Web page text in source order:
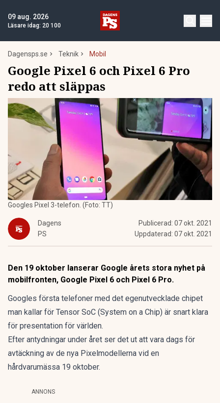
09 aug. 2026
Läsare idag: 20 100
Dagensps.se Teknik Mobil
Google Pixel 6 och Pixel 6 Pro
redo att släppas
Googles Pixel 3-telefon. (Foto: TT)
Dagens
PS
Publicerad: 07 okt. 2021
Uppdaterad: 07 okt. 2021
Den 19 oktober lanserar Google årets stora nyhet på
mobilfronten, Google Pixel 6 och Pixel 6 Pro.
Googles första telefoner med det egenutvecklade chipet
man kallar för Tensor SoC (System on a Chip) är snart klara
för presentation för världen.
Efter antydningar under året ser det ut att vara dags för
avtäckning av de nya Pixelmodellerna vid en
hårdvarumässa 19 oktober.
ANNONS